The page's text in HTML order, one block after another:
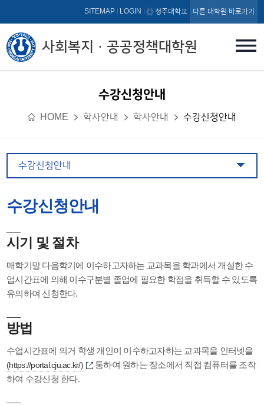
본문 바로가기
사회복지ㆍ공공정책대학원
SITEMAP LOGIN 청주대학교 다른 대학원 바로가기
수강신청안내
HOME 학사안내 학사안내 수강신청안내
수강신청안내
수강신청안내
시기 및 절차
매학기말 다음학기에 이수하고자하는 교과목을 학과에서 개설한 수
업시간표에 의해 이수구분별 졸업에 필요한 학점을 취득할 수 있도록
유의하여 신청한다.
방법
수업시간표에 의거 학생 개인이 이수하고자하는 교과목을 인터넷을
(https://portal.cju.ac.kr/)
통하여 원하는 장소에서 직접 컴퓨터를 조작
하여 수강신청 한다.